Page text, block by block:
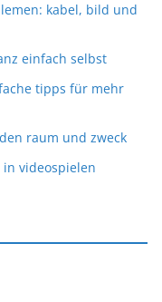
kabel, bild und
einfach selbst
tipps für mehr
raum und zweck
videospielen